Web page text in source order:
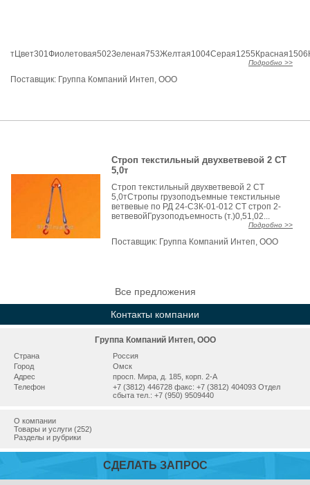
Подробно >>
Поставщик: Группа Компаний Интеп, ООО
Строп текстильный двухветвевой 2 СТ
5,0т
Строп текстильный двухветвевой 2 СТ
5,0тСтропы грузоподъемные текстильные
ветвевые по РД 24-С3К-01-012 СТ строп 2-
ветвевойГрузоподъемность (т.)0,51,02...
Подробно >>
Поставщик: Группа Компаний Интеп, ООО
Все предложения
Контакты компании
Группа Компаний Интеп, ООО
Страна
Россия
Город
Омск
Адрес
просп. Мира, д. 185, корп. 2-А
Телефон
+7 (3812) 446728 факс: +7 (3812) 404093 Отдел
сбыта тел.: +7 (950) 9509440
О компании
Товары и услуги (252)
Разделы и рубрики
СДЕЛАТЬ ЗАПРОС